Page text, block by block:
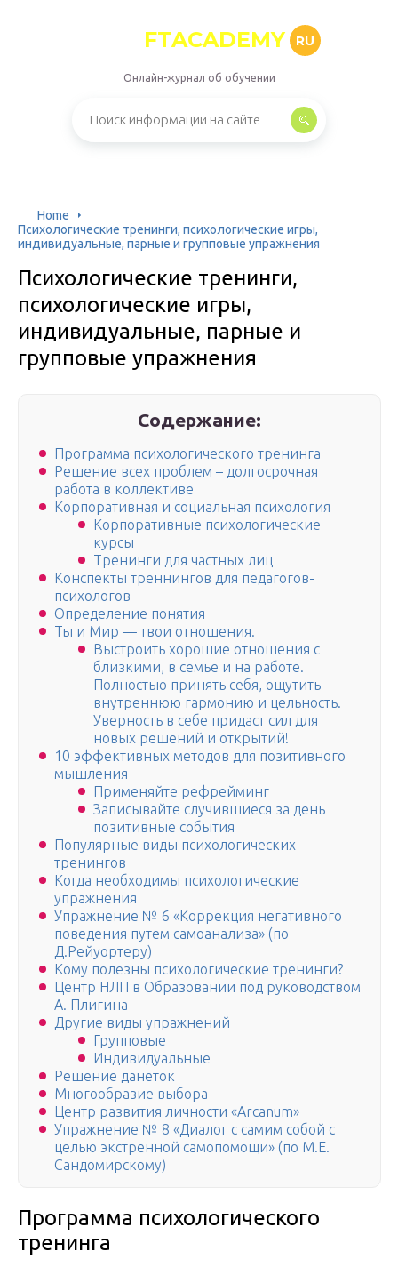
FTACADEMY RU
Онлайн-журнал об обучении
Home
Психологические тренинги, психологические игры,
индивидуальные, парные и групповые упражнения
Психологические тренинги,
психологические игры,
индивидуальные, парные и
групповые упражнения
Содержание:
Программа психологического тренинга
Решение всех проблем – долгосрочная
работа в коллективе
Корпоративная и социальная психология
Корпоративные психологические
курсы
Тренинги для частных лиц
Конспекты треннингов для педагогов-
психологов
Определение понятия
Ты и Мир — твои отношения.
Выстроить хорошие отношения с
близкими, в семье и на работе.
Полностью принять себя, ощутить
внутреннюю гармонию и цельность.
Уверность в себе придаст сил для
новых решений и открытий!
10 эффективных методов для позитивного
мышления
Применяйте рефрейминг
Записывайте случившиеся за день
позитивные события
Популярные виды психологических
тренингов
Когда необходимы психологические
упражнения
Упражнение № 6 «Коррекция негативного
поведения путем самоанализа» (по
Д.Рейуортеру)
Кому полезны психологические тренинги?
Центр НЛП в Образовании под руководством
А. Плигина
Другие виды упражнений
Групповые
Индивидуальные
Решение данеток
Многообразие выбора
Центр развития личности «Arcanum»
Упражнение № 8 «Диалог с самим собой с
целью экстренной самопомощи» (по М.Е.
Сандомирскому)
Программа психологического
тренинга